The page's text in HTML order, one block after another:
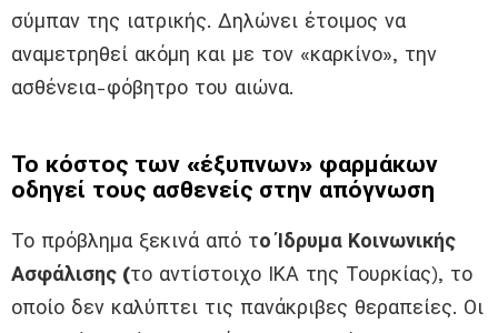
σύμπαν της ιατρικής. Δηλώνει έτοιμος να
αναμετρηθεί ακόμη και με τον «καρκίνο», την
ασθένεια-φόβητρο του αιώνα.
Το κόστος των «έξυπνων» φαρμάκων
οδηγεί τους ασθενείς στην απόγνωση
Το πρόβλημα ξεκινά από το Ίδρυμα Κοινωνικής
Ασφάλισης (το αντίστοιχο ΙΚΑ της Τουρκίας), το
οποίο δεν καλύπτει τις πανάκριβες θεραπείες. Οι